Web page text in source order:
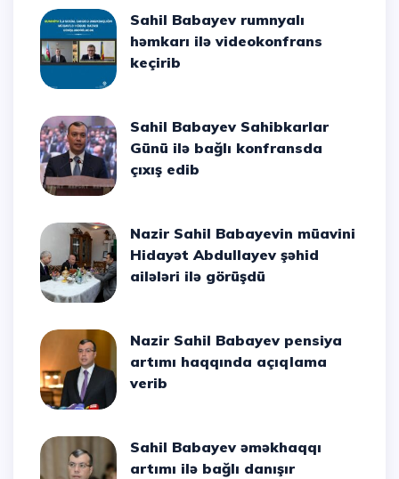
Sahil Babayev rumnyalı
həmkarı ilə videokonfrans
keçirib
Sahil Babayev Sahibkarlar
Günü ilə bağlı konfransda
çıxış edib
Nazir Sahil Babayevin müavini
Hidayət Abdullayev şəhid
ailələri ilə görüşdü
Nazir Sahil Babayev pensiya
artımı haqqında açıqlama
verib
Sahil Babayev əməkhaqqı
artımı ilə bağlı danışır